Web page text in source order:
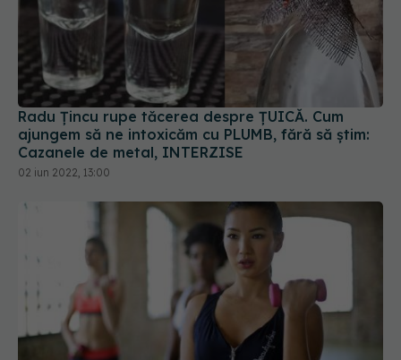
Radu Țincu rupe tăcerea despre ȚUICĂ. Cum
ajungem să ne intoxicăm cu PLUMB, fără să știm:
Cazanele de metal, INTERZISE
02 iun 2022, 13:00